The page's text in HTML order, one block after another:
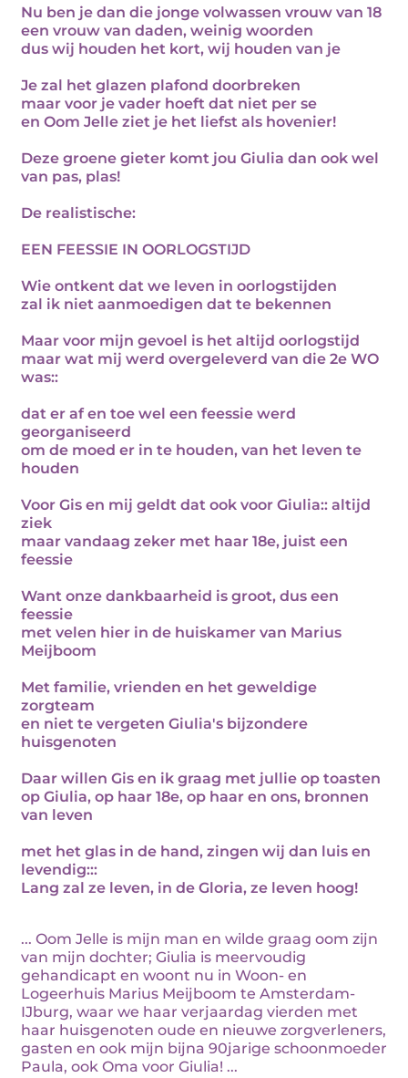
Nu ben je dan die jonge volwassen vrouw van 18
een vrouw van daden, weinig woorden
dus wij houden het kort, wij houden van je
Je zal het glazen plafond doorbreken
maar voor je vader hoeft dat niet per se
en Oom Jelle ziet je het liefst als hovenier!
Deze groene gieter komt jou Giulia dan ook wel
van pas, plas!
De realistische:
EEN FEESSIE IN OORLOGSTIJD
Wie ontkent dat we leven in oorlogstijden
zal ik niet aanmoedigen dat te bekennen
Maar voor mijn gevoel is het altijd oorlogstijd
maar wat mij werd overgeleverd van die 2e WO
was::
dat er af en toe wel een feessie werd
georganiseerd
om de moed er in te houden, van het leven te
houden
Voor Gis en mij geldt dat ook voor Giulia:: altijd
ziek
maar vandaag zeker met haar 18e, juist een
feessie
Want onze dankbaarheid is groot, dus een
feessie
met velen hier in de huiskamer van Marius
Meijboom
Met familie, vrienden en het geweldige
zorgteam
en niet te vergeten Giulia's bijzondere
huisgenoten
Daar willen Gis en ik graag met jullie op toasten
op Giulia, op haar 18e, op haar en ons, bronnen
van leven
met het glas in de hand, zingen wij dan luis en
levendig:::
Lang zal ze leven, in de Gloria, ze leven hoog!
... Oom Jelle is mijn man en wilde graag oom zijn
van mijn dochter; Giulia is meervoudig
gehandicapt en woont nu in Woon- en
Logeerhuis Marius Meijboom te Amsterdam-
IJburg, waar we haar verjaardag vierden met
haar huisgenoten oude en nieuwe zorgverleners,
gasten en ook mijn bijna 90jarige schoonmoeder
Paula, ook Oma voor Giulia! ...